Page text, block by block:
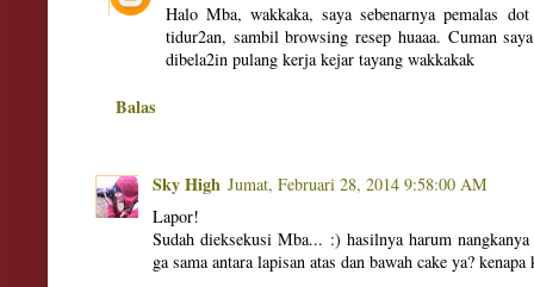
Halo Mba, wakkaka, saya sebenarnya pemalas
tidur2an, sambil browsing resep huaaa. Cuman
dibela2in pulang kerja kejar tayang wakkakak
Balas
Sky High Jumat, Februari 28, 2014 9:58:00 AM
Lapor!
Sudah dieksekusi Mba... :) hasilnya harum
ga sama antara lapisan atas dan bawah cake ya?